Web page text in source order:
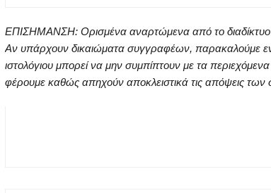
ΕΠΙΣΗΜΑΝΣΗ: Ορισμένα αναρτώμενα από το διαδίκτυο
Αν υπάρχουν δικαιώματα συγγραφέων, παρακαλούμε
ιστολόγιου μπορεί να μην συμπίπτουν με τα
φέρουμε καθώς απηχούν αποκλειστικά τις απόψεις των